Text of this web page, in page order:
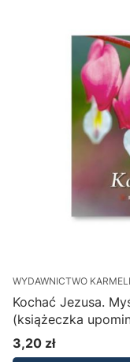
WYDAWNICTWO
Kochać Jezusa.
(książeczka
Cena
3,20 zł